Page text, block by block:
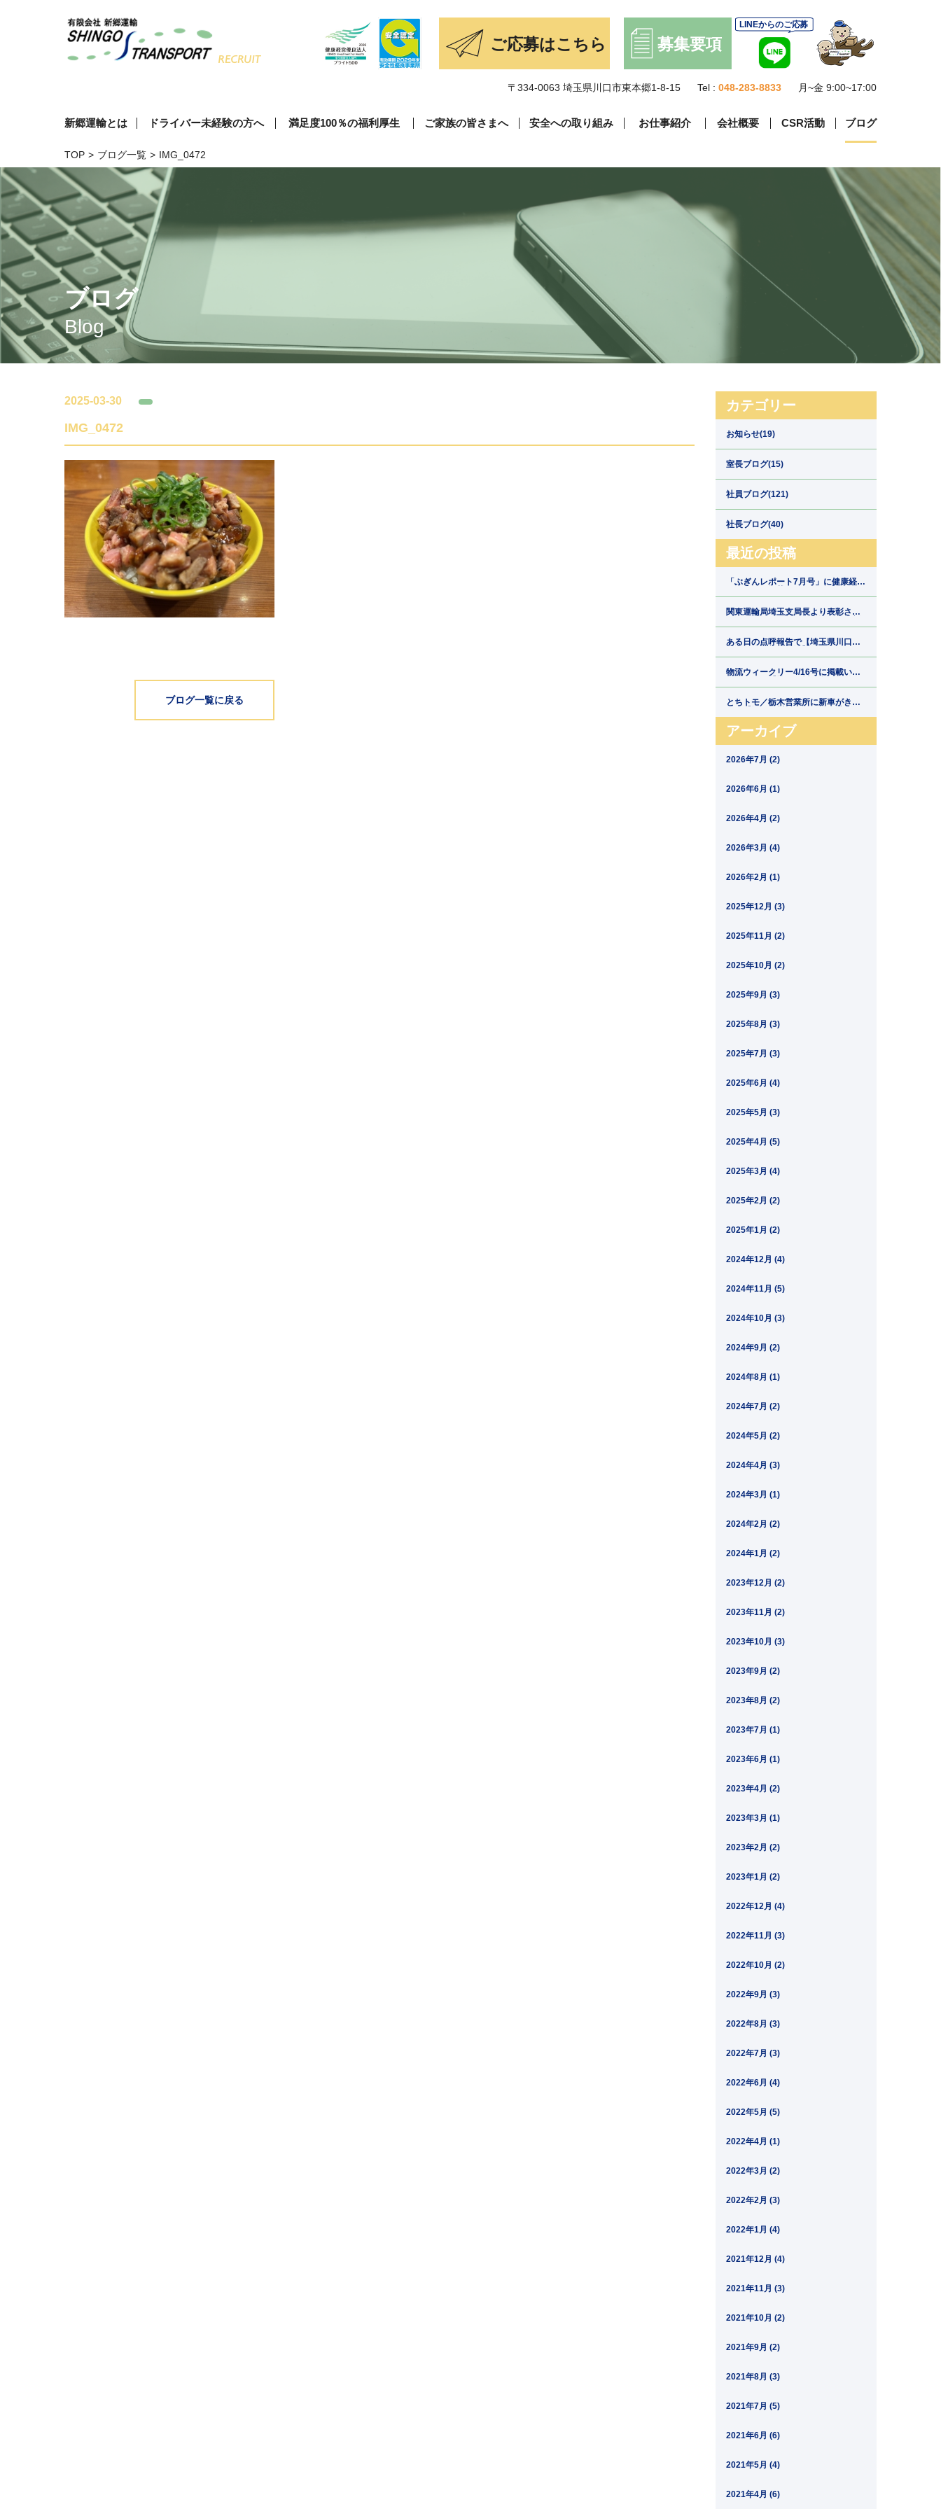
〒334-0063 埼玉県川口市東本郷1-8-15 Tel : 048-283-8833 月~金 9:00~17:00
新郷運輸とは ドライバー未経験の方へ 満足度100％の福利厚生 ご家族の皆さまへ 安全への取り組み お仕事紹介 会社概要 CSR活動 ブログ
TOP > ブログ一覧 > IMG_0472
ブログ
Blog
2025-03-30
IMG_0472
ブログ一覧に戻る
カテゴリー
お知らせ(19)
室長ブログ(15)
社員ブログ(121)
社長ブログ(40)
最近の投稿
「ぶぎんレポート7月号」に健康経営
川口市の運送会社新郷運輸】
関東運輸局埼玉支局長より表彰され
郷運輸】
ある日の点呼報告で【埼玉県川口市
物流ウィークリー4/16号に掲載いた
社新郷運輸】
とちトモ／栃木営業所に新車がきま
運輸】
アーカイブ
2026年7月 (2)
2026年6月 (1)
2026年4月 (2)
2026年3月 (4)
2026年2月 (1)
2025年12月 (3)
2025年11月 (2)
2025年10月 (2)
2025年9月 (3)
2025年8月 (3)
2025年7月 (3)
2025年6月 (4)
2025年5月 (3)
2025年4月 (5)
2025年3月 (4)
2025年2月 (2)
2025年1月 (2)
2024年12月 (4)
2024年11月 (5)
2024年10月 (3)
2024年9月 (2)
2024年8月 (1)
2024年7月 (2)
2024年5月 (2)
2024年4月 (3)
2024年3月 (1)
2024年2月 (2)
2024年1月 (2)
2023年12月 (2)
2023年11月 (2)
2023年10月 (3)
2023年9月 (2)
2023年8月 (2)
2023年7月 (1)
2023年6月 (1)
2023年4月 (2)
2023年3月 (1)
2023年2月 (2)
2023年1月 (2)
2022年12月 (4)
2022年11月 (3)
2022年10月 (2)
2022年9月 (3)
2022年8月 (3)
2022年7月 (3)
2022年6月 (4)
2022年5月 (5)
2022年4月 (1)
2022年3月 (2)
2022年2月 (3)
2022年1月 (4)
2021年12月 (4)
2021年11月 (3)
2021年10月 (2)
2021年9月 (2)
2021年8月 (3)
2021年7月 (5)
2021年6月 (6)
2021年5月 (4)
2021年4月 (6)